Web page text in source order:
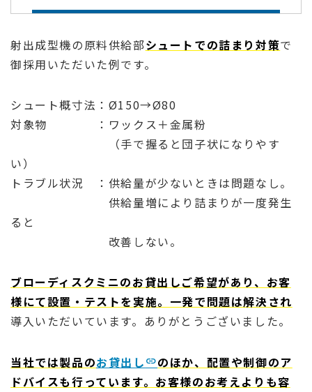
射出成型機の原料供給部シュートでの詰まり対策で
御採用いただいた例です。
シュート概寸法：Ø150→Ø80
対象物 ：ワックス＋金属粉
（手で握ると団子状になりやす
い）
トラブル状況 ：供給量が少ないときは問題なし。
供給量増により詰まりが一度発生
ると
改善しない。
ブローディスクミニのお貸出しご希望があり、お客
様にて設置・テストを実施。一発で問題は解決され
導入いただいています。ありがとうございました。
当社では製品のお貸出し
のほか、配置や制御のア
ドバイスも行っています。お客様のお考えよりも容